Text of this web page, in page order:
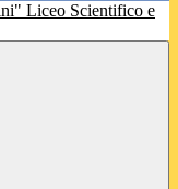
Liceo Scientifico e